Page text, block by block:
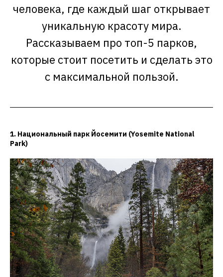
человека, где каждый шаг открывает
уникальную красоту мира.
Рассказываем про топ-5 парков,
которые стоит посетить и сделать это
с максимальной пользой.
1. Национальный парк Йосемити (Yosemite National
Park)